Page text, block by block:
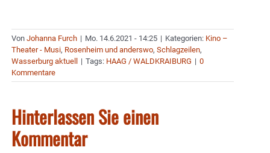
Von Johanna Furch | Mo. 14.6.2021 - 14:25 | Kategorien: Kino –
Theater - Musi, Rosenheim und anderswo, Schlagzeilen,
Wasserburg aktuell
| Tags: HAAG / WALDKRAIBURG | 0
Kommentare
Hinterlassen Sie einen
Kommentar